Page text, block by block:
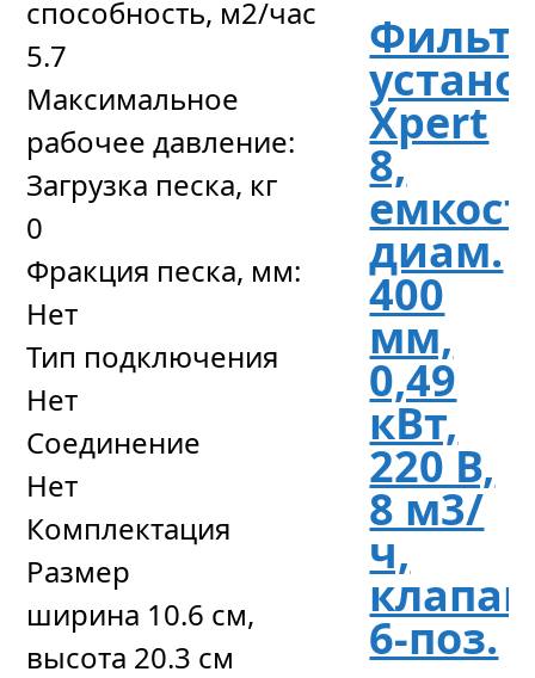
способность, м2/час
5.7
Максимальное
рабочее давление:
Загрузка песка, кг
0
Фракция песка, мм:
Нет
Тип подключения
Нет
Соединение
Нет
Комплектация
Размер
ширина 10.6 см,
высота 20.3 см
Xpert
8,
диам.
400
мм,
0,49
кВт,
220 В,
8 м3/
ч,
клапан
6-поз.